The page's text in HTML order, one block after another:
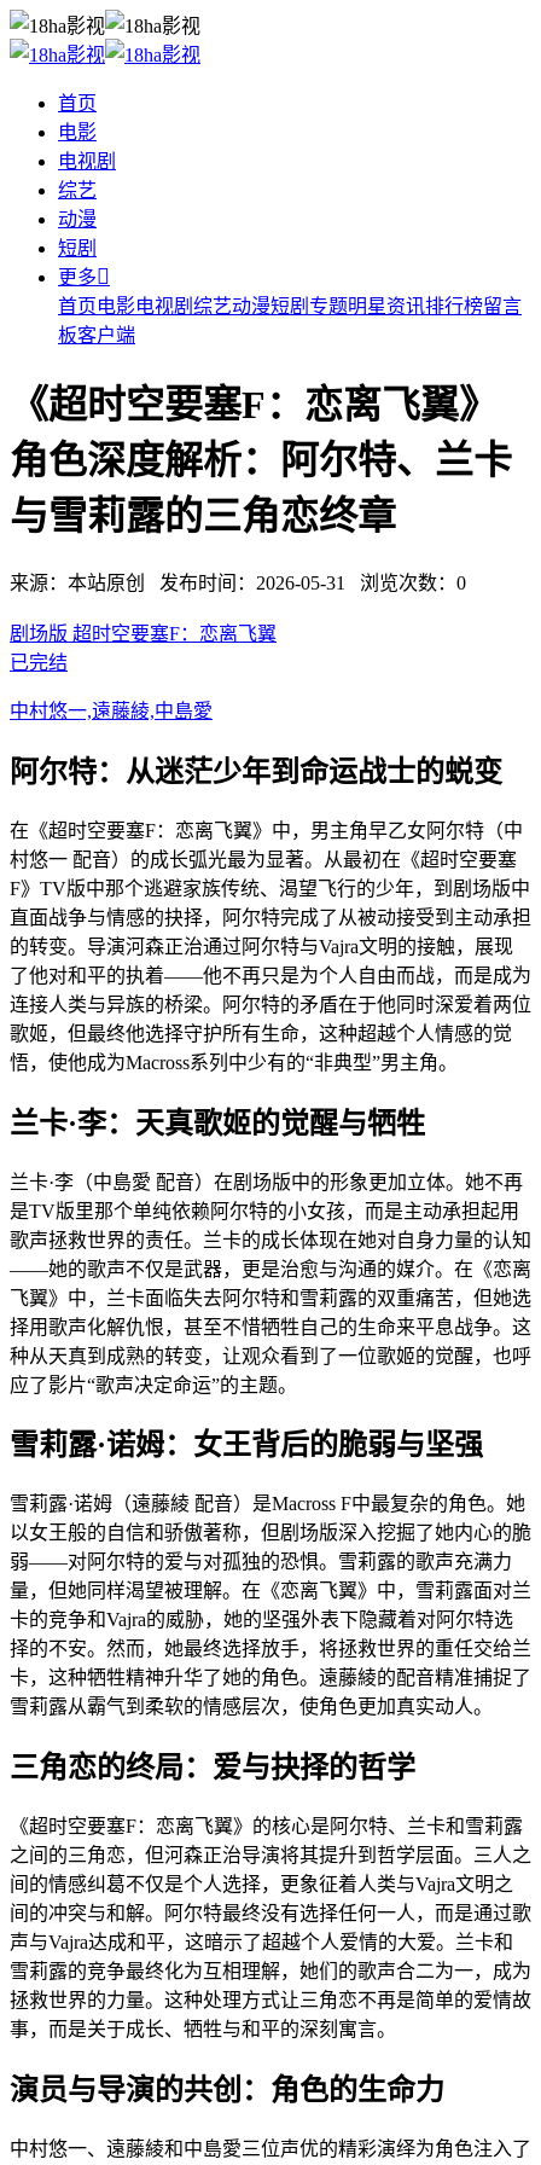
首页
电影
电视剧
综艺
动漫
短剧
更多
首页电影电视剧 综艺动漫短剧 专题明星资讯排行榜留言
板客户端
《超时空要塞F：恋离飞翼》
角色深度解析：阿尔特、兰卡
与雪莉露的三角恋终章
来源：本站原创 发布时间：2026-05-31 浏览次数：0
剧场版 超时空要塞F：恋离飞翼
已完结
中村悠一,遠藤綾,中島愛
阿尔特：从迷茫少年到命运战士的蜕变
在《超时空要塞F：恋离飞翼》中，男主角早乙女阿尔特（中
村悠一 配音）的成长弧光最为显著。从最初在《超时空要塞
F》TV版中那个逃避家族传统、渴望飞行的少年，到剧场版中
直面战争与情感的抉择，阿尔特完成了从被动接受到主动承担
的转变。导演河森正治通过阿尔特与Vajra文明的接触，展现
了他对和平的执着——他不再只是为个人自由而战，而是成为
连接人类与异族的桥梁。阿尔特的矛盾在于他同时深爱着两位
歌姬，但最终他选择守护所有生命，这种超越个人情感的觉
悟，使他成为Macross系列中少有的“非典型”男主角。
兰卡·李：天真歌姬的觉醒与牺牲
兰卡·李（中島愛 配音）在剧场版中的形象更加立体。她不再
是TV版里那个单纯依赖阿尔特的小女孩，而是主动承担起用
歌声拯救世界的责任。兰卡的成长体现在她对自身力量的认知
——她的歌声不仅是武器，更是治愈与沟通的媒介。在《恋离
飞翼》中，兰卡面临失去阿尔特和雪莉露的双重痛苦，但她选
择用歌声化解仇恨，甚至不惜牺牲自己的生命来平息战争。这
种从天真到成熟的转变，让观众看到了一位歌姬的觉醒，也呼
应了影片“歌声决定命运”的主题。
雪莉露·诺姆：女王背后的脆弱与坚强
雪莉露·诺姆（遠藤綾 配音）是Macross F中最复杂的角色。她
以女王般的自信和骄傲著称，但剧场版深入挖掘了她内心的脆
弱——对阿尔特的爱与对孤独的恐惧。雪莉露的歌声充满力
量，但她同样渴望被理解。在《恋离飞翼》中，雪莉露面对兰
卡的竞争和Vajra的威胁，她的坚强外表下隐藏着对阿尔特选
择的不安。然而，她最终选择放手，将拯救世界的重任交给兰
卡，这种牺牲精神升华了她的角色。遠藤綾的配音精准捕捉了
雪莉露从霸气到柔软的情感层次，使角色更加真实动人。
三角恋的终局：爱与抉择的哲学
《超时空要塞F：恋离飞翼》的核心是阿尔特、兰卡和雪莉露
之间的三角恋，但河森正治导演将其提升到哲学层面。三人之
间的情感纠葛不仅是个人选择，更象征着人类与Vajra文明之
间的冲突与和解。阿尔特最终没有选择任何一人，而是通过歌
声与Vajra达成和平，这暗示了超越个人爱情的大爱。兰卡和
雪莉露的竞争最终化为互相理解，她们的歌声合二为一，成为
拯救世界的力量。这种处理方式让三角恋不再是简单的爱情故
事，而是关于成长、牺牲与和平的深刻寓言。
演员与导演的共创：角色的生命力
中村悠一、遠藤綾和中島愛三位声优的精彩演绎为角色注入了